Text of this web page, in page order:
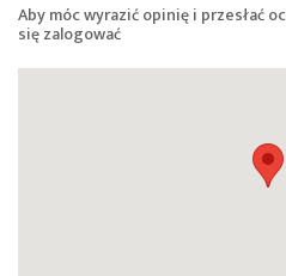
Aby móc wyrazić opinię i przesłać
sięzalogować